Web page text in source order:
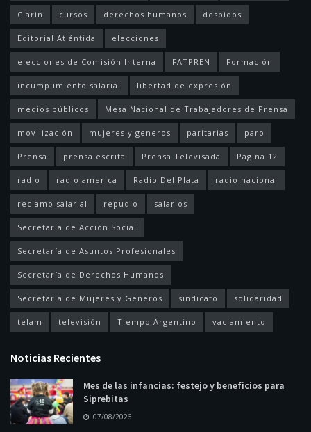
Clarin cursos derechos humanos despidos
Editorial Atlántida elecciones
elecciones de Comisión Interna FATPREN Formación
incumplimiento salarial libertad de expresión
medios públicos Mesa Nacional de Trabajadores de Prensa
movilización mujeres y generos paritarias paro
Prensa prensa escrita Prensa Televisada Página 12
radio radio america Radio Del Plata radio nacional
reclamo salarial repudio salarios
Secretaría de Acción Social
Secretaría de Asuntos Profesionales
Secretaría de Derechos Humanos
Secretaría de Mujeres y Generos sindicato solidaridad
telam televisión Tiempo Argentino vaciamiento
Noticias Recientes
Mes de las infancias: festejo y beneficios para
Siprebitas
07/08/2026